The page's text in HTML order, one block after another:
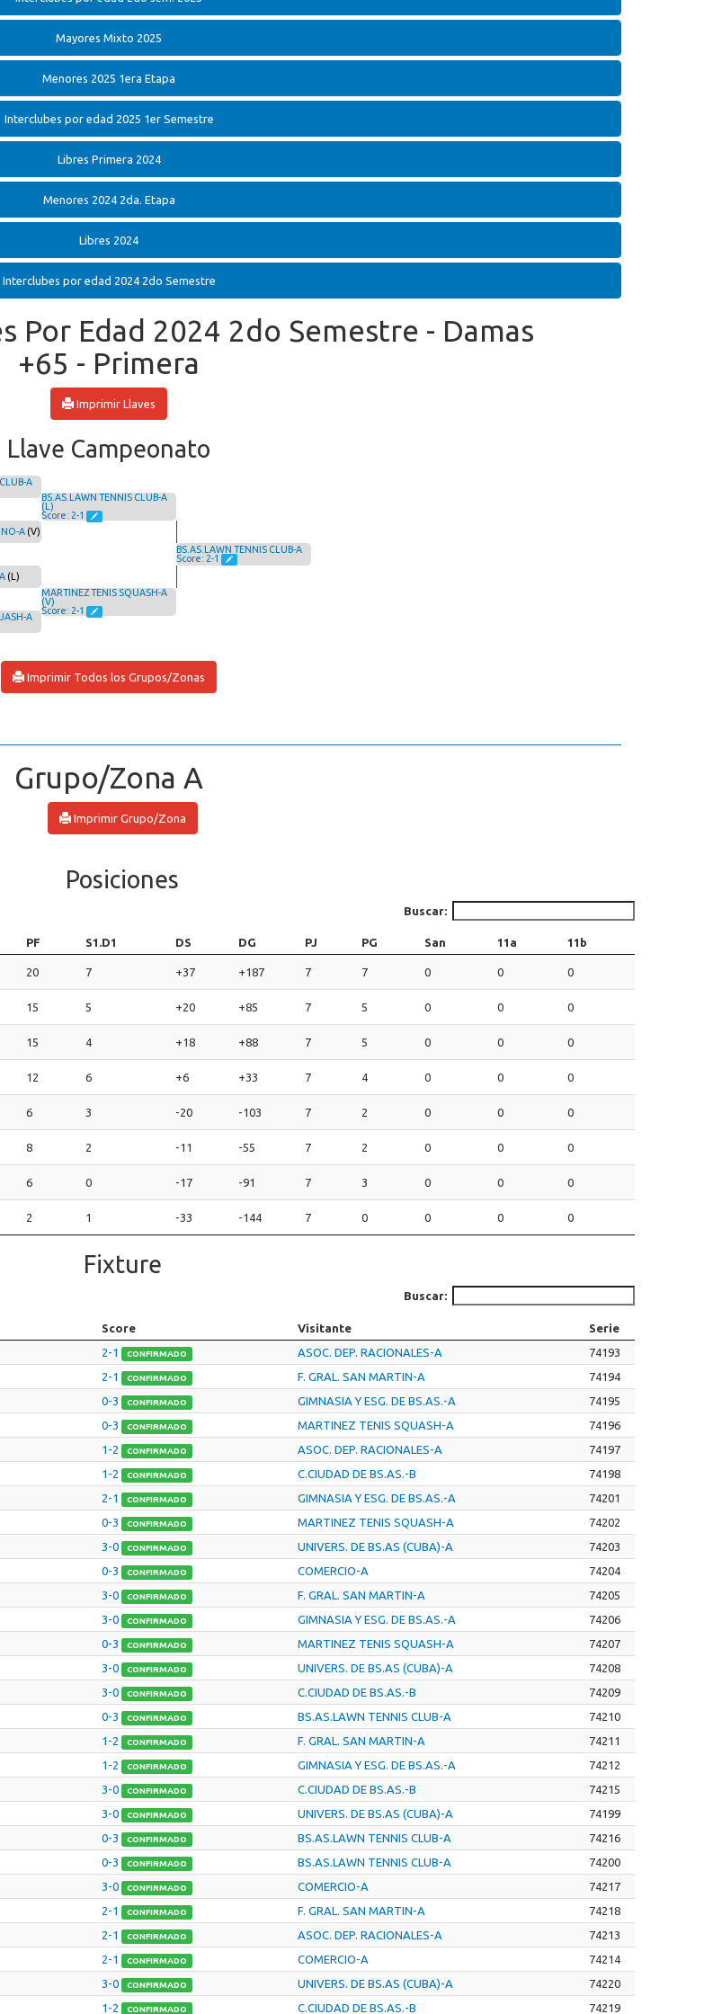
Mayores Mixto 2025
Menores 2025 1era Etapa
Interclubes por edad 2025 1er Semestre
Libres Primera 2024
Menores 2024 2da. Etapa
Libres 2024
Interclubes por edad 2024 2do Semestre
Por Edad 2024 2do Semestre - Damas
+65 - Primera
Imprimir Llaves
Llave Campeonato
A
A (V)
(L)
A
BS.AS.LAWN TENNIS CLUB-A
(L)
Score: 2-1
MARTINEZ TENIS SQUASH-A
(V)
Score: 2-1
BS.AS.LAWN TENNIS CLUB-A
Score: 2-1
Imprimir Todos los Grupos/Zonas
Grupo/Zona A
Imprimir Grupo/Zona
Posiciones
Buscar:
PF S1.D1 DS DG PJ PG San 11a 11b
20 7 +37 +187 7 7 0 0 0
15 5 +20 +85 7 5 0 0 0
15 4 +18 +88 7 5 0 0 0
12 6 +6 +33 7 4 0 0 0
6 3 -20 -103 7 2 0 0 0
8 2 -11 -55 7 2 0 0 0
6 0 -17 -91 7 3 0 0 0
2 1 -33 -144 7 0 0 0 0
Fixture
Buscar:
Score Visitante
Serie
2-1 CONFIRMADO ASOC. DEP. RACIONALES-A
74193
2-1 CONFIRMADO F. GRAL. SAN MARTIN-A
74194
0-3 CONFIRMADO GIMNASIA Y ESG. DE BS.AS.-A
74195
0-3 CONFIRMADO MARTINEZ TENIS SQUASH-A
74196
1-2 CONFIRMADO ASOC. DEP. RACIONALES-A
74197
1-2 CONFIRMADO C.CIUDAD DE BS.AS.-B
74198
2-1 CONFIRMADO GIMNASIA Y ESG. DE BS.AS.-A
74201
0-3 CONFIRMADO MARTINEZ TENIS SQUASH-A
74202
3-0 CONFIRMADO UNIVERS. DE BS.AS (CUBA)-A
74203
0-3 CONFIRMADO COMERCIO-A
74204
3-0 CONFIRMADO F. GRAL. SAN MARTIN-A
74205
3-0 CONFIRMADO GIMNASIA Y ESG. DE BS.AS.-A
74206
0-3 CONFIRMADO MARTINEZ TENIS SQUASH-A
74207
3-0 CONFIRMADO UNIVERS. DE BS.AS (CUBA)-A
74208
3-0 CONFIRMADO C.CIUDAD DE BS.AS.-B
74209
0-3 CONFIRMADO BS.AS.LAWN TENNIS CLUB-A
74210
1-2 CONFIRMADO F. GRAL. SAN MARTIN-A
74211
1-2 CONFIRMADO GIMNASIA Y ESG. DE BS.AS.-A
74212
3-0 CONFIRMADO C.CIUDAD DE BS.AS.-B
74215
3-0 CONFIRMADO UNIVERS. DE BS.AS (CUBA)-A
74199
0-3 CONFIRMADO BS.AS.LAWN TENNIS CLUB-A
74216
0-3 CONFIRMADO BS.AS.LAWN TENNIS CLUB-A
74200
3-0 CONFIRMADO COMERCIO-A
74217
2-1 CONFIRMADO F. GRAL. SAN MARTIN-A
74218
2-1 CONFIRMADO ASOC. DEP. RACIONALES-A
74213
2-1 CONFIRMADO COMERCIO-A
74214
3-0 CONFIRMADO UNIVERS. DE BS.AS (CUBA)-A
74220
1-2 CONFIRMADO C.CIUDAD DE BS.AS.-B 74219